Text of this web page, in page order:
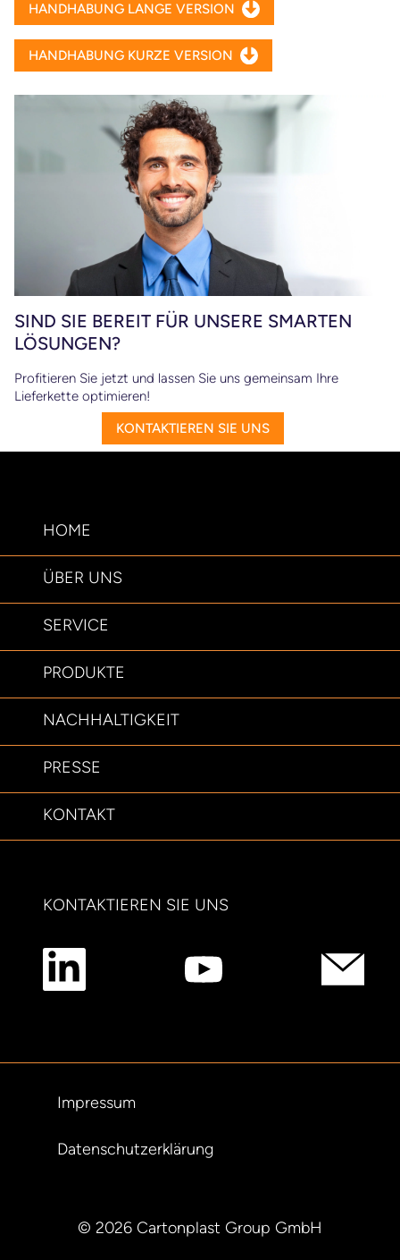
HANDHABUNG LANGE VERSION
HANDHABUNG KURZE VERSION
SIND SIE BEREIT FÜR UNSERE SMARTEN
LÖSUNGEN?
Profitieren Sie jetzt und lassen Sie uns gemeinsam Ihre
Lieferkette optimieren!
KONTAKTIEREN SIE UNS
HOME
ÜBER UNS
SERVICE
PRODUKTE
NACHHALTIGKEIT
PRESSE
KONTAKT
KONTAKTIEREN SIE UNS
Impressum
Datenschutzerklärung
© 2026 Cartonplast Group GmbH